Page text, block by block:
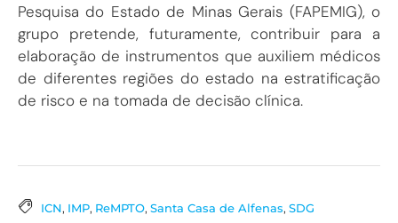
Pesquisa do Estado de Minas Gerais (FAPEMIG), o
grupo pretende, futuramente, contribuir para a
elaboração de instrumentos que auxiliem médicos
de diferentes regiões do estado na estratificação
de risco e na tomada de decisão clínica.
ICN, IMP, ReMPTO, Santa Casa de Alfenas, SDG